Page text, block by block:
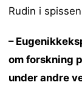
Rudin i
–
om forskning
under andre